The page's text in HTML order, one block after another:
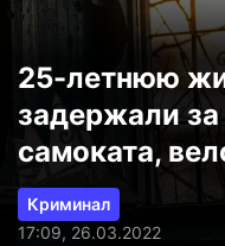
25-летнюю
задержали за
самоката,
Криминал
17:09, 26.03.2022